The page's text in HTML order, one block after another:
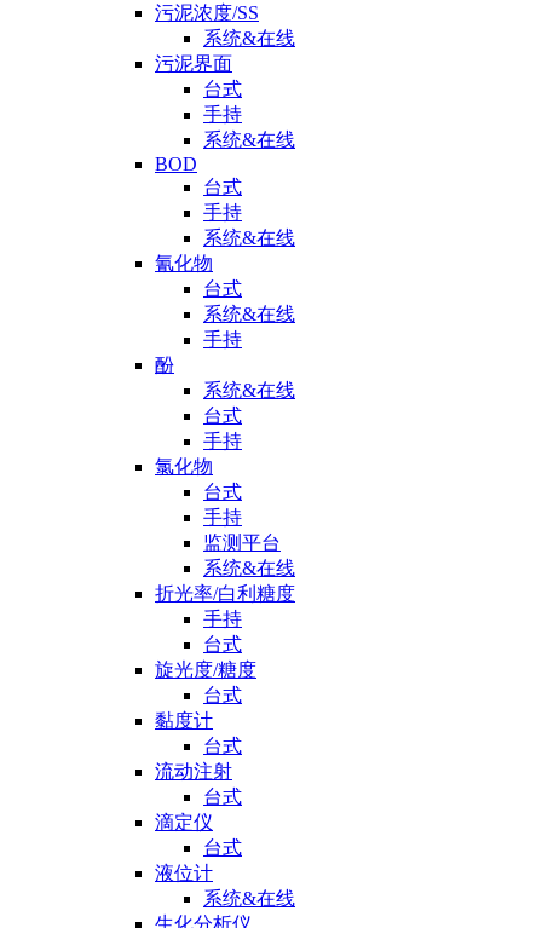
污泥浓度/SS
系统&在线
污泥界面
台式
手持
系统&在线
BOD
台式
手持
系统&在线
氰化物
台式
系统&在线
手持
酚
系统&在线
台式
手持
氯化物
台式
手持
监测平台
系统&在线
折光率/白利糖度
手持
台式
旋光度/糖度
台式
黏度计
台式
流动注射
台式
滴定仪
台式
液位计
系统&在线
生化分析仪